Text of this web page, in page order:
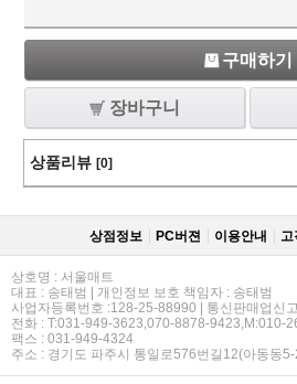
구매하기
장바구니
상품리뷰 [0]
상점정보 PC버젼 이용안내 고
상호명 : 서울매트
대표 : 송태범 | 개인정보 보호 책임자 : 송태범
사업자등록번호 :128-25-88990 | 통신판매업신
전화 : T:031-949-3623,070-8878-9423,M:010-
팩스 : 031-949-4324
주소 : 경기도 파주시 통일로576번길12(아동동5-